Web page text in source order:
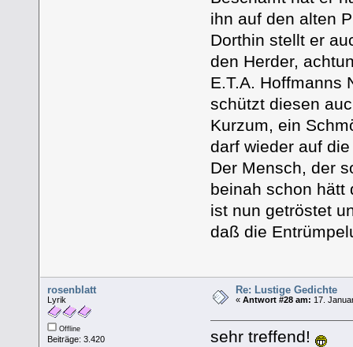
ihn auf den alten
Dorthin stellt er
den Herder,
E.T.A. Hoffmanns
schützt diesen
Kurzum, ein
darf wieder auf
Der Mensch, der
beinah schon hätt
ist nun getröstet
daß die
rosenblatt
Lyrik
Offline
Beiträge: 3.420
Re: Lustige Gedichte
«Antwort #28 am: 17.
sehr treffend!